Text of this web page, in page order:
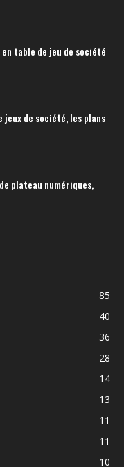
table de jeu de société
jeux de société, les plans
plateau numériques,
85
40
36
28
14
13
11
11
10